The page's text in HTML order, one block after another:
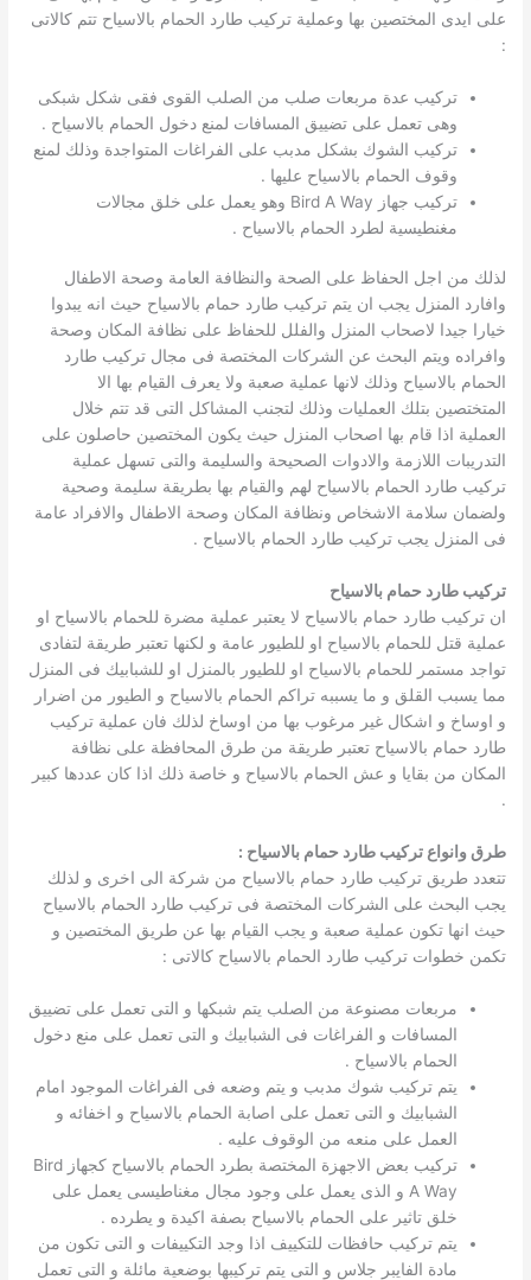
على ايدى المختصين بها وعملية تركيب طارد الحمام بالاسياح تتم كالاتى
:
تركيب عدة مربعات صلب من الصلب القوى فقى شكل شبكى
وهى تعمل على تضييق المسافات لمنع دخول الحمام بالاسياح .
تركيب الشوك بشكل مدبب على الفراغات المتواجدة وذلك لمنع
وقوف الحمام بالاسياح عليها .
تركيب جهاز Bird A Way وهو يعمل على خلق مجالات
مغنطيسية لطرد الحمام بالاسياح .
لذلك من اجل الحفاظ على الصحة والنظافة العامة وصحة الاطفال
وافارد المنزل يجب ان يتم تركيب طارد حمام بالاسياح حيث انه يبدوا
خيارا جيدا لاصحاب المنزل والفلل للحفاظ على نظافة المكان وصحة
وافراده ويتم البحث عن الشركات المختصة فى مجال تركيب طارد
الحمام بالاسياح وذلك لانها عملية صعبة ولا يعرف القيام بها الا
المتختصين بتلك العمليات وذلك لتجنب المشاكل التى قد تتم خلال
العملية اذا قام بها اصحاب المنزل حيث يكون المختصين حاصلون على
التدريبات اللازمة والادوات الصحيحة والسليمة والتى تسهل عملية
تركيب طارد الحمام بالاسياح لهم والقيام بها بطريقة سليمة وصحية
ولضمان سلامة الاشخاص ونظافة المكان وصحة الاطفال والافراد عامة
فى المنزل يجب تركيب طارد الحمام بالاسياح .
تركيب طارد حمام بالاسياح
ان تركيب طارد حمام بالاسياح لا يعتبر عملية مضرة للحمام بالاسياح او
عملية قتل للحمام بالاسياح او للطيور عامة و لكنها تعتبر طريقة لتفادى
تواجد مستمر للحمام بالاسياح او للطيور بالمنزل او للشبابيك فى المنزل
مما يسبب القلق و ما يسببه تراكم الحمام بالاسياح و الطيور من اضرار
و اوساخ و اشكال غير مرغوب بها من اوساخ لذلك فان عملية تركيب
طارد حمام بالاسياح تعتبر طريقة من طرق المحافظة على نظافة
المكان من بقايا و عش الحمام بالاسياح و خاصة ذلك اذا كان عددها كبير
.
طرق وانواع تركيب طارد حمام بالاسياح :
تتعدد طريق تركيب طارد حمام بالاسياح من شركة الى اخرى و لذلك
يجب البحث على الشركات المختصة فى تركيب طارد الحمام بالاسياح
حيث انها تكون عملية صعبة و يجب القيام بها عن طريق المختصين و
تكمن خطوات تركيب طارد الحمام بالاسياح كالاتى :
مربعات مصنوعة من الصلب يتم شبكها و التى تعمل على تضييق
المسافات و الفراغات فى الشبابيك و التى تعمل على منع دخول
الحمام بالاسياح .
يتم تركيب شوك مدبب و يتم وضعه فى الفراغات الموجود امام
الشبابيك و التى تعمل على اصابة الحمام بالاسياح و اخفائه و
العمل على منعه من الوقوف عليه .
تركيب بعض الاجهزة المختصة بطرد الحمام بالاسياح كجهاز Bird
A Way و الذى يعمل على وجود مجال مغناطيسى يعمل على
خلق تاثير على الحمام بالاسياح بصفة اكيدة و يطرده .
يتم تركيب حافظات للتكييف اذا وجد التكييفات و التى تكون من
مادة الفايبر جلاس و التى يتم تركيبها بوضعية مائلة و التى تعمل